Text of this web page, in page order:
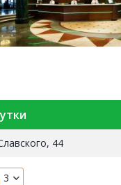
44
3